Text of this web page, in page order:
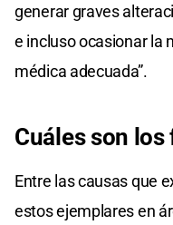
generar graves
e incluso ocasionar la
médica adecuada”.
Cuáles son
Entre las causas que
estos ejemplares en